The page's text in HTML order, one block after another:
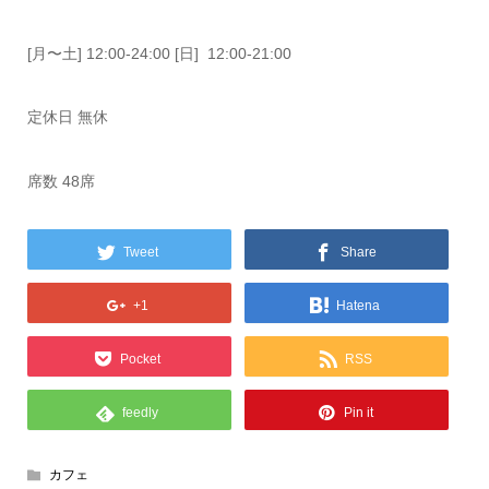
[月〜土] 12:00-24:00 [日] 12:00-21:00
定休日 無休
席数 48席
Tweet Share
+1 Hatena
Pocket RSS
feedly Pin it
カフェ